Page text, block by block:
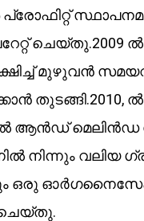
ചെയ്തു.2009
മുഴുവൻ
തുടങ്ങി.2010,
ആൻഡ് മെലിൻഡ
നിന്നും വലിയ
ഒരു